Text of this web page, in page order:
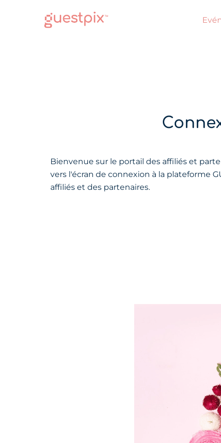
Bienvenue sur le portail des affiliés et
vers l'écran de connexion à la plateforme
affiliés et des partenaires.